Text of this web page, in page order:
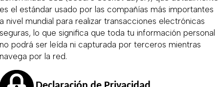
el estándar usado por las compañías más importantes
nivel mundial para realizar transacciones electrónicas
lo que significa que toda tu información personal
podrá ser leída ni capturada por terceros mientras
por la red.